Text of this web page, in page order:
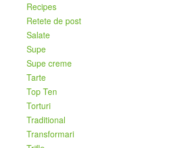
Recipes
Retete de post
Salate
Supe
Supe creme
Tarte
Top Ten
Torturi
Traditional
Transformari